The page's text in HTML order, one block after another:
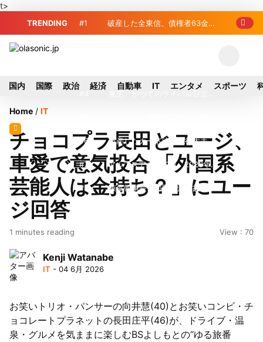
t>
TRENDING #1 破産した全東信、債権者63金融
界良好
のガス供給停止 「2次災害防止」を理
由に
#6 破産したカード決済代行大手
「全東信」債権者リスト公開、金融機関
63者の負債総額は1151億円
#7 アルプスアルパイン、2026年8
月1日付人事異動を発表
#8 榛葉幹事長、辺野古沖事故で
懸念
い出される ギリシャ発航空機が緊急着
国内 国際 政治 経済 自動車 IT エンタメ スポーツ
Home / IT
チョコプラ長田とユージ、
車愛で意気投合 「外国系
芸能人は金持ち？」にユー
ジ回答
1 minutes reading View : 70
Kenji Watanabe
IT - 04 6月 2026
お笑いトリオ・パンサーの向井慧(40)とお笑いコンビ・チ
ョコレートプラネットの長田庄平(46)が、ドライブ・温
泉・グルメを気ままに楽しむBSよしもとの“ゆる旅番